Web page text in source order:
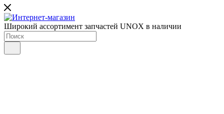
Широкий ассортимент запчастей UNOX в наличии